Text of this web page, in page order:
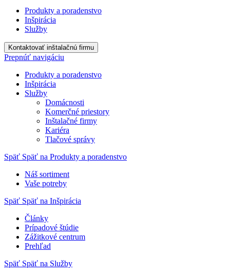
Produkty a poradenstvo
Inšpirácia
Služby
Kontaktovať inštalačnú firmu
Prepnúť navigáciu
Produkty a poradenstvo
Inšpirácia
Služby
Domácnosti
Komerčné priestory
Inštalačné firmy
Kariéra
Tlačové správy
Späť Späť na Produkty a poradenstvo
Náš sortiment
Vaše potreby
Späť Späť na Inšpirácia
Články
Prípadové štúdie
Zážitkové centrum
Prehľad
Späť Späť na Služby